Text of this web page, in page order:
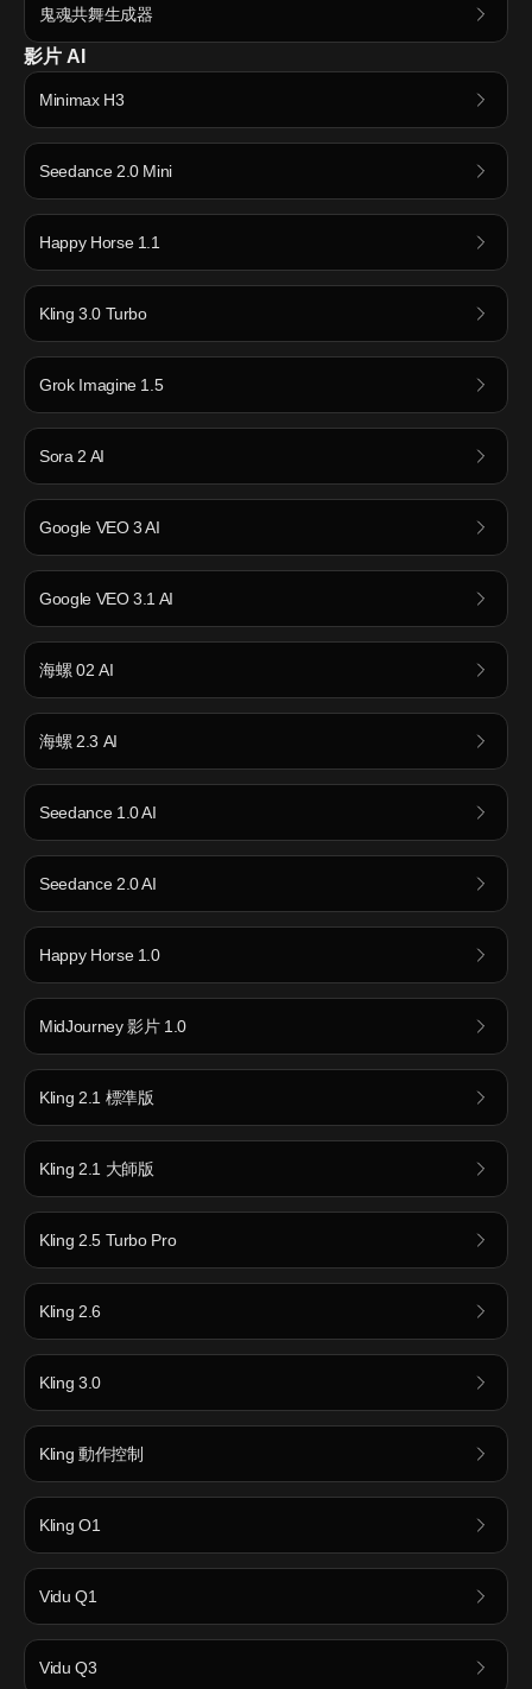
鬼魂共舞生成器
影片 AI
Minimax H3
Seedance 2.0 Mini
Happy Horse 1.1
Kling 3.0 Turbo
Grok Imagine 1.5
Sora 2 AI
Google VEO 3 AI
Google VEO 3.1 AI
海螺 02 AI
海螺 2.3 AI
Seedance 1.0 AI
Seedance 2.0 AI
Happy Horse 1.0
MidJourney 影片 1.0
Kling 2.1 標準版
Kling 2.1 大師版
Kling 2.5 Turbo Pro
Kling 2.6
Kling 3.0
Kling 動作控制
Kling O1
Vidu Q1
Vidu Q3